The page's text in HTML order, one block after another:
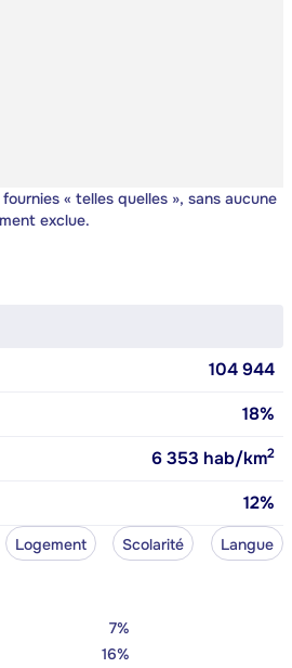
« telles quelles », sans aucune
exclue.
104 944
18%
6 353 hab/km2
12%
Logement Scolarité Langue
7%
16%